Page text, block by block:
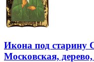
Икона под старину
Московская,